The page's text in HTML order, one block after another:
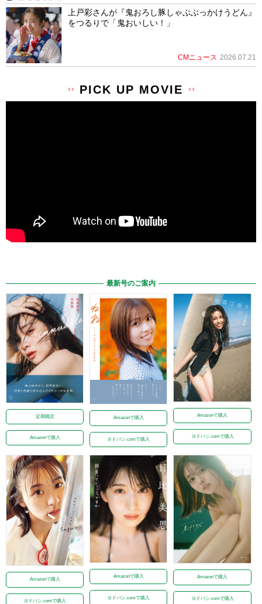
上戸彩さんが『鬼おろし豚しゃぶぶっかけうどん』
をつるりで「鬼おいしい！」
CMニュース 2026.07.21
PICK UP MOVIE
最新号のご案内
定期購読
Amazonで購入
Amazonで購入
ヨドバシ.comで購入
Amazonで購入
ヨドバシ.comで購入
Amazonで購入
ヨドバシ.comで購入
Amazonで購入
ヨドバシ.comで購入
Amazonで購入
ヨドバシ.comで購入